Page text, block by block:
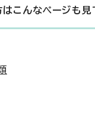
こんなページも見